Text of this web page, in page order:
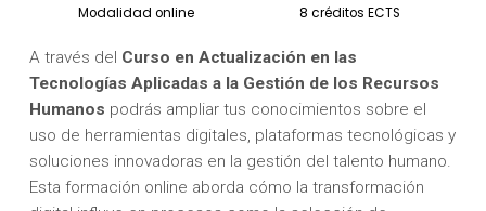
Modalidad online 8 créditos ECTS
A través del Curso en Actualización en las
Tecnologías Aplicadas a la Gestión de los Recursos
Humanos podrás ampliar tus conocimientos sobre el
uso de herramientas digitales, plataformas tecnológicas y
soluciones innovadoras en la gestión del talento humano.
Esta formación online aborda cómo la transformación